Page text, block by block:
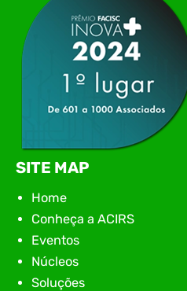
SITE MAP
Home
Conheça a ACIRS
Eventos
Núcleos
Soluções